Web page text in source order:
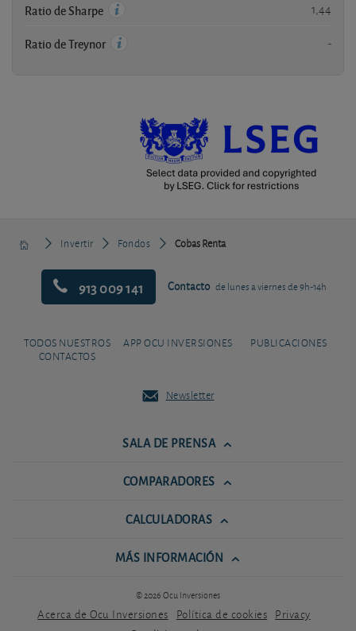
Ratio de Sharpe 1,44
Ratio de Treynor -
Invertir Fondos Cobas Renta
913 009 141 Contacto de lunes a viernes de 9h-14h
TODOS NUESTROS
CONTACTOS
APP OCU INVERSIONES PUBLICACIONES
Newsletter
SALA DE PRENSA
COMPARADORES
CALCULADORAS
MÁS INFORMACIÓN
© 2026 Ocu Inversiones
Acerca de Ocu Inversiones Política de cookies Privacy